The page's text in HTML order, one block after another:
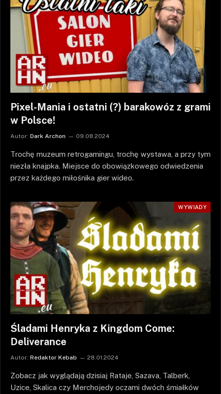
Pixel-Mania i ostatni (?) barakowóz z grami
w Polsce!
Autor: Dark Archon 09.08.2024
Trochę muzeum retrogamingu, trochę wystawa, a przy tym
niezła knajpka. Miejsce do obowiązkowego odwiedzenia
przez każdego miłośnika gier wideo.
WYWIADY
Śladami Henryka z Kingdom Come:
Deliverance
Autor: Redaktor Kebab 28.01.2024
Zobacz jak wyglądają dzisiaj Rataje, Sazava, Talberk,
Uzice, Skalica czy Merchojedy oczami dwóch śmiałków